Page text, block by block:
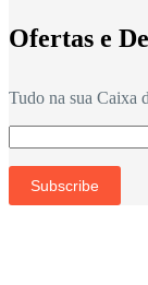
Ofertas e
Tudo na sua Caixa